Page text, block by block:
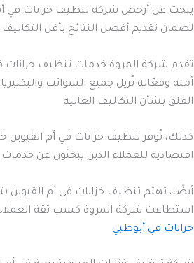
يبحث عن أرخص شركة تنظيف خزانات في
لضمان تقديم أفضل النتائج بأقل التكاليف.
تقدم شركة المروة خدمات تنظيف خزانات
آمنة وفعّالة تُزيل جميع الشوائب
القلق بشأن التكاليف العالية.
كذلك، تُوفر تنظيف خزانات في أم القيوين
اقتصادية للعملاء الذين يبحثون عن
أيضًا، تهتم تنظيف خزانات في أم
استطاعت شركة المروة كسب ثقة العملاء
خزانات في أبوظبي